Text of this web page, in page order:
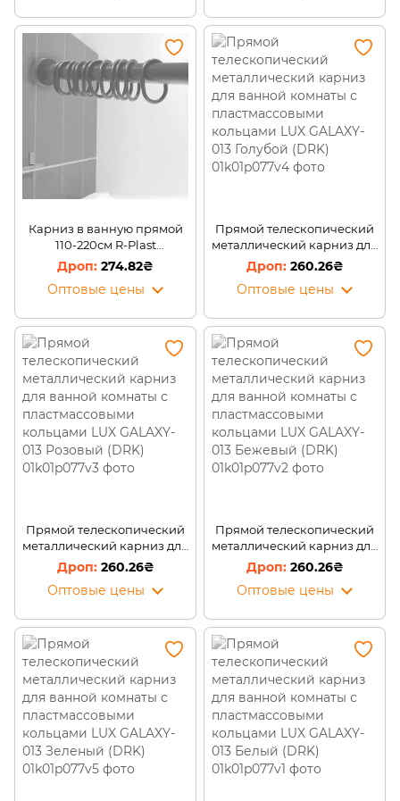
Карниз в ванную прямой
110-220см R-Plast
Черный/DRK
274.82₴
Оптовые цены
Прямой телескопический
металлический карниз для
ванной комнаты с
пластмассовыми кольцами
LUX GALAXY-013 Голубой
260.26₴
Оптовые цены
Прямой телескопический
металлический карниз для
ванной комнаты с
пластмассовыми кольцами
LUX GALAXY-013 Розовый
260.26₴
Оптовые цены
Прямой телескопический
металлический карниз для
ванной комнаты с
пластмассовыми кольцами
LUX GALAXY-013 Бежевый
260.26₴
Оптовые цены